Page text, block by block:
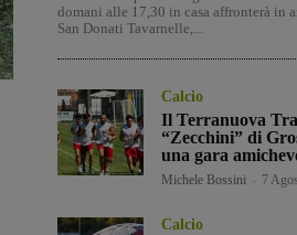
domani alle 17,30 in casa affronterà in
San Donati Tavarnelle,...
Calcio
Il Terranuova
“Zecchini” di
una gara
Michele Bossini 7
Calcio